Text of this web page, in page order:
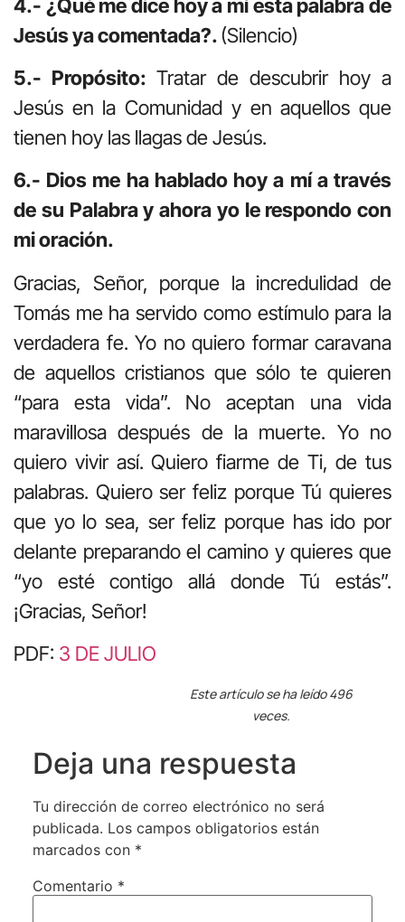
4.- ¿Qué me dice hoy a mí esta palabra de
Jesús ya comentada?.(Silencio)
5.- Propósito: Tratar de descubrir hoy a
Jesús en la Comunidad y en aquellos que
tienen hoy las llagas de Jesús.
6.- Dios me ha hablado hoy a mí a través
de su Palabra y ahora yo le respondo con
mi oración.
Gracias, Señor, porque la incredulidad de
Tomás me ha servido como estímulo para la
verdadera fe. Yo no quiero formar caravana
de aquellos cristianos que sólo te quieren
“para esta vida”. No aceptan una vida
maravillosa después de la muerte. Yo no
quiero vivir así. Quiero fiarme de Ti, de tus
palabras. Quiero ser feliz porque Tú quieres
que yo lo sea, ser feliz porque has ido por
delante preparando el camino y quieres que
“yo esté contigo allá donde Tú estás”.
¡Gracias, Señor!
PDF: 3 DE JULIO
Este artículo se ha leído 496
veces.
Deja una respuesta
Tu dirección de correo electrónico no será
publicada. Los campos obligatorios están
marcados con *
Comentario *